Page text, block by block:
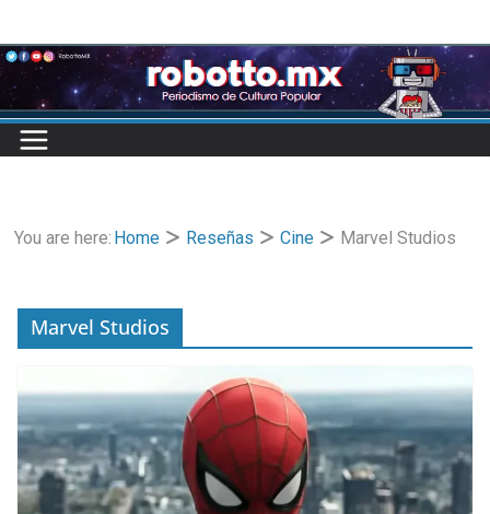
to
content
You are here: Home Reseñas Cine Marvel Studios
Marvel Studios